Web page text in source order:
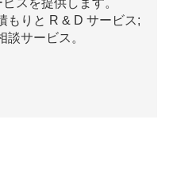
スを提供します。
もりと R & D サービス;
サービス。